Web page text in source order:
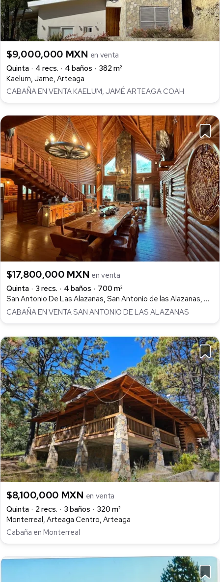
$9,000,000 MXN en venta
Quinta
4 recs. 4 baños
382 m²
Kaelum, Jame, Arteaga
CABAÑA EN VENTA KAELUM, JAMÉ ARTEAGA COAH
$17,800,000 MXN en venta
Quinta
3 recs. 4 baños
700 m²
San Antonio De Las Alazanas, San Antonio de las Alazanas, Arteaga
CABAÑA EN VENTA SAN ANTONIO DE LAS ALAZANAS
$8,100,000 MXN en venta
Quinta
2 recs. 3 baños
320 m²
Monterreal, Arteaga Centro, Arteaga
Cabaña en Monterreal